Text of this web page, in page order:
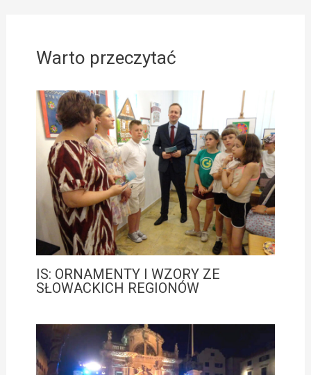
Warto przeczytać
IS: ORNAMENTY I WZORY ZE
SŁOWACKICH REGIONÓW